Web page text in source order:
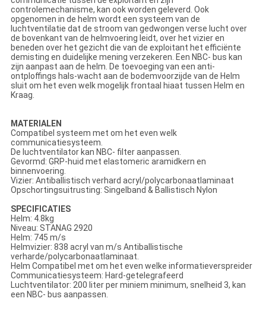
controlemechanisme, kan ook worden geleverd. Ook
opgenomen in de helm wordt een systeem van de
luchtventilatie dat de stroom van gedwongen verse lucht over
de bovenkant van de helmvoering leidt, over het vizier en
beneden over het gezicht die van de exploitant het efficiënte
demisting en duidelijke mening verzekeren. Een NBC- bus kan
zijn aanpast aan de helm. De toevoeging van een anti-
ontploffings hals-wacht aan de bodemvoorzijde van de Helm
sluit om het even welk mogelijk frontaal hiaat tussen Helm en
Kraag.
MATERIALEN
Compatibel systeem met om het even welk
communicatiesysteem.
De luchtventilator kan NBC- filter aanpassen.
Gevormd: GRP-huid met elastomeric aramidkern en
binnenvoering.
Vizier: Antiballistisch verhard acryl/polycarbonaatlaminaat
Opschortingsuitrusting: Singelband & Ballistisch Nylon
SPECIFICATIES
Helm: 4.8kg
Niveau: STANAG 2920
Helm: 745 m/s
Helmvizier: 838 acryl van m/s Antiballistische
verharde/polycarbonaatlaminaat.
Helm Compatibel met om het even welke informatieverspreider
Communicatiesysteem: Hard-getelegrafeerd
Luchtventilator: 200 liter per miniem minimum, snelheid 3, kan
een NBC- bus aanpassen.